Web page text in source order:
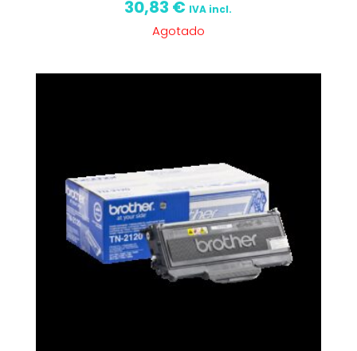
30,83 € IVA incl.
Agotado